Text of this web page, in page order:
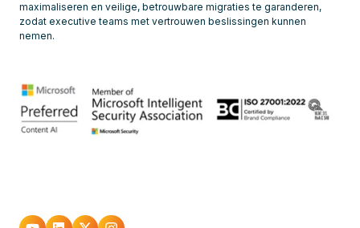
maximaliseren en veilige, betrouwbare migraties te garanderen,
zodat executive teams met vertrouwen beslissingen kunnen
nemen.